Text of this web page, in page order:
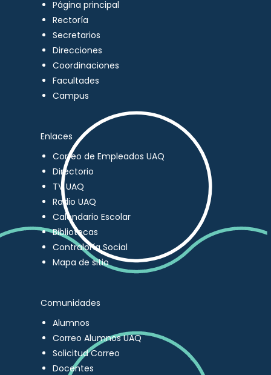
Página principal
Rectoría
Secretarios
Direcciones
Coordinaciones
Facultades
Campus
Enlaces
Correo de Empleados UAQ
Directorio
TV UAQ
Radio UAQ
Calendario Escolar
Bibliotecas
Contraloría Social
Mapa de sitio
Comunidades
Alumnos
Correo Alumnos UAQ
Solicitud Correo
Docentes